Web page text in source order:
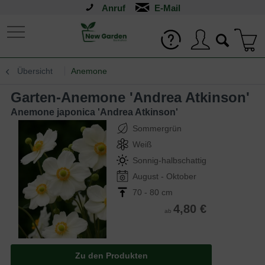
Anruf
Übersicht Anemone
Garten-Anemone 'Andrea Atkinson'
Anemone japonica 'Andrea Atkinson'
Sommergrün
Weiß
Sonnig-halbschattig
August - Oktober
70 - 80 cm
ab 4,80 €
Zu den Produkten